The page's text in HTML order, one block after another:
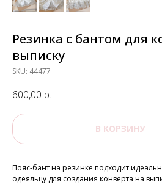
Резинка с бантом для
выписку
SKU: 44477
600,00 р.
В КОРЗИНУ
Пояс-бант на резинке подходит
одеяльцу для создания конверта на